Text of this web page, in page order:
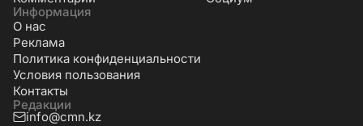
Информация
О нас
Реклама
Политика конфиденциальности
Условия пользования
Контакты
Редакции
info@cmn.kz